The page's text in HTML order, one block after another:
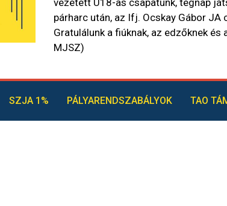
vezetett U18-as csapatunk, tegnap
párharc után, az Ifj. Ocskay Gábor
Gratulálunk a fiúknak, az edzőknek és
MJSZ)
SZJA 1% PÁLYARENDSZABÁLYOK TAO